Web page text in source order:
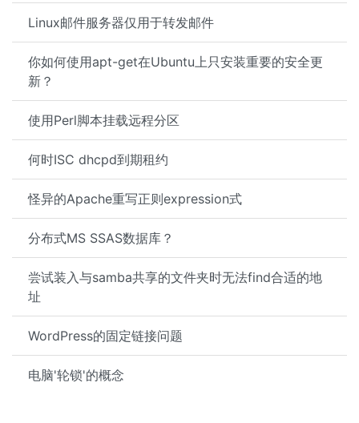
Linux邮件服务器仅用于转发邮件
你如何使用apt-get在Ubuntu上只安装重要的安全更
新？
使用Perl脚本挂载远程分区
何时ISC dhcpd到期租约
怪异的Apache重写正则expression式
分布式MS SSAS数据库？
尝试装入与samba共享的文件夹时无法find合适的地
址
WordPress的固定链接问题
电脑'轮锁'的概念